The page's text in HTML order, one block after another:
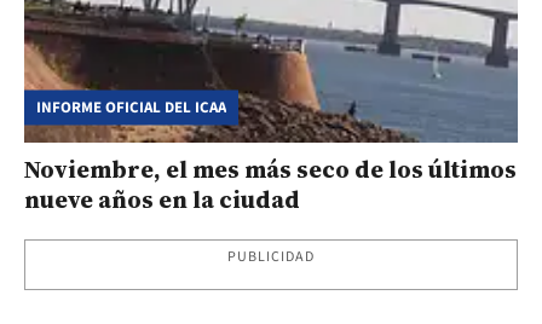
INFORME OFICIAL DEL ICAA
Noviembre, el mes más seco de los últimos
nueve años en la ciudad
PUBLICIDAD